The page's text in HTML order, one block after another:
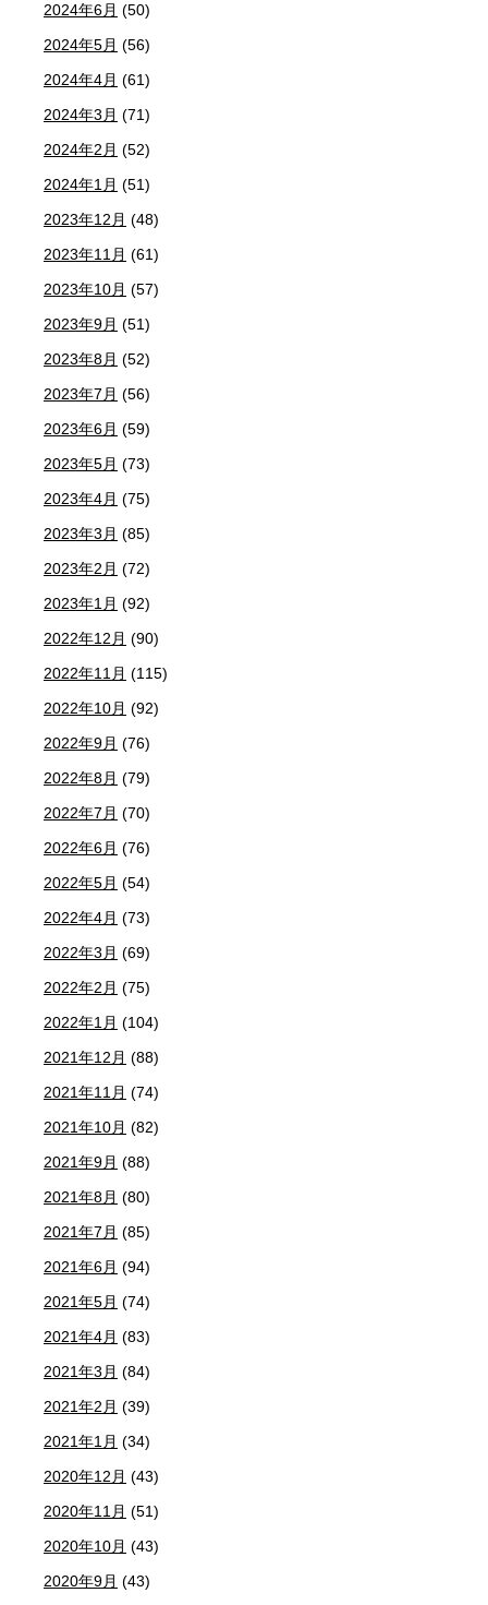
2024年6月 (50)
2024年5月 (56)
2024年4月 (61)
2024年3月 (71)
2024年2月 (52)
2024年1月 (51)
2023年12月 (48)
2023年11月 (61)
2023年10月 (57)
2023年9月 (51)
2023年8月 (52)
2023年7月 (56)
2023年6月 (59)
2023年5月 (73)
2023年4月 (75)
2023年3月 (85)
2023年2月 (72)
2023年1月 (92)
2022年12月 (90)
2022年11月 (115)
2022年10月 (92)
2022年9月 (76)
2022年8月 (79)
2022年7月 (70)
2022年6月 (76)
2022年5月 (54)
2022年4月 (73)
2022年3月 (69)
2022年2月 (75)
2022年1月 (104)
2021年12月 (88)
2021年11月 (74)
2021年10月 (82)
2021年9月 (88)
2021年8月 (80)
2021年7月 (85)
2021年6月 (94)
2021年5月 (74)
2021年4月 (83)
2021年3月 (84)
2021年2月 (39)
2021年1月 (34)
2020年12月 (43)
2020年11月 (51)
2020年10月 (43)
2020年9月 (43)